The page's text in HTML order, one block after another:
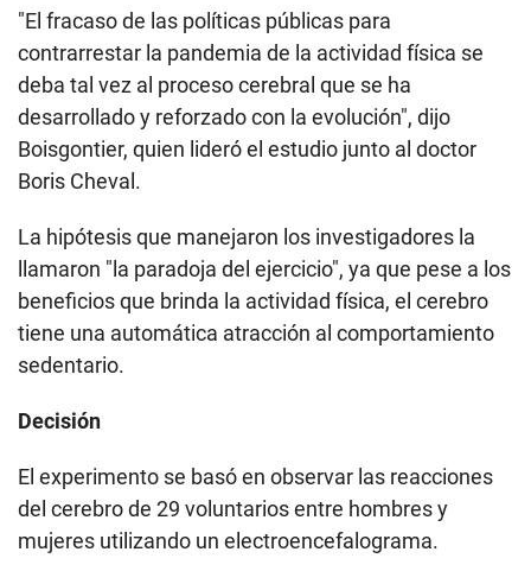
"El fracaso de las políticas públicas para
contrarrestar la pandemia de la actividad física se
deba tal vez al proceso cerebral que se ha
desarrollado y reforzado con la evolución", dijo
Boisgontier, quien lideró el estudio junto al doctor
Boris Cheval.
La hipótesis que manejaron los investigadores la
llamaron "la paradoja del ejercicio", ya que pese a los
beneficios que brinda la actividad física, el cerebro
tiene una automática atracción al comportamiento
sedentario.
Decisión
El experimento se basó en observar las reacciones
del cerebro de 29 voluntarios entre hombres y
mujeres utilizando un electroencefalograma.